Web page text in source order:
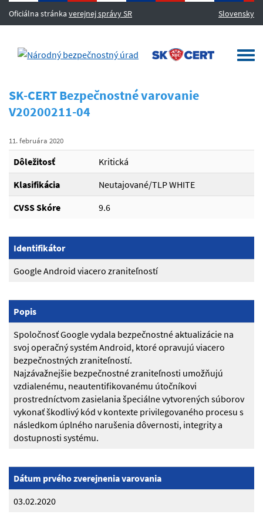
Oficiálna stránka verejnej správy SR Slovensky
MENU
SK-CERT Bezpečnostné varovanie
V20200211-04
11. februára 2020
Dôležitosť
Kritická
Klasifikácia
Neutajované/TLP WHITE
CVSS Skóre
9.6
Identifikátor
Google Android viacero zraniteľností
Popis
Spoločnosť Google vydala bezpečnostné aktualizácie na
svoj operačný systém Android, ktoré opravujú viacero
bezpečnostných zraniteľností.
Najzávažnejšie bezpečnostné zraniteľnosti umožňujú
vzdialenému, neautentifikovanému útočníkovi
prostredníctvom zasielania špeciálne vytvorených súborov
vykonať škodlivý kód v kontexte privilegovaného procesu s
následkom úplného narušenia dôvernosti, integrity a
dostupnosti systému.
Dátum prvého zverejnenia varovania
03.02.2020